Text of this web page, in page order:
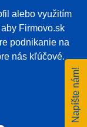
alebo využitím
Firmovo.sk
podnikanie na
nás kľúčové.
Napíšte nám!